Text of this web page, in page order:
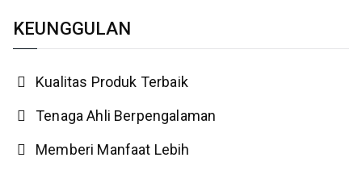
KEUNGGULAN
Kualitas Produk Terbaik
Tenaga Ahli Berpengalaman
Memberi Manfaat Lebih